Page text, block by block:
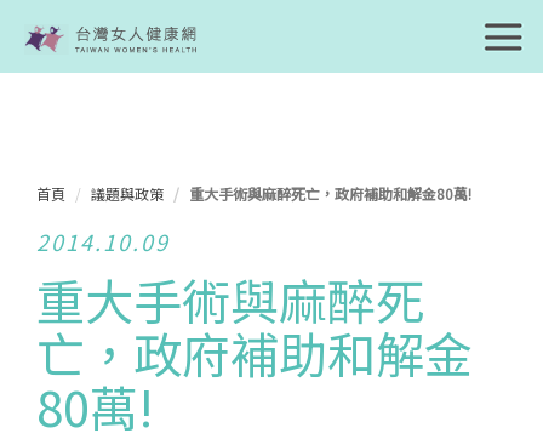
首頁 議題與政策 重大手術與麻醉死亡，政府補助和解金80萬!
2014.10.09
重大手術與麻醉死
亡，政府補助和解金
80萬!